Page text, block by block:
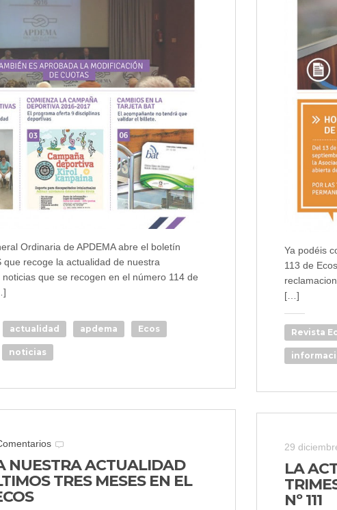
Ordinaria de APDEMA abre el boletín
que recoge la actualidad de nuestra
que se recogen en el número 114 de
actualidad apdema Ecos
noticias
Ya podéis
113 de
[…]
Revista
NUESTRA ACTUALIDAD
TRES MESES EN EL
29
LA
Nº 111